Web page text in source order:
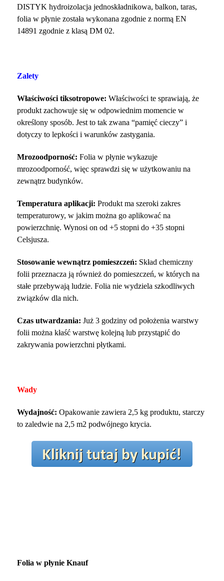
DISTYK hydroizolacja jednoskładnikowa, balkon, taras,
folia w płynie została wykonana zgodnie z normą EN
14891 zgodnie z klasą DM 02.
Zalety
Właściwości tiksotropowe: Właściwości te sprawiają, że
produkt zachowuje się w odpowiednim momencie w
określony sposób. Jest to tak zwana “pamięć cieczy” i
dotyczy to lepkości i warunków zastygania.
Mrozoodporność: Folia w płynie wykazuje
mrozoodporność, więc sprawdzi się w użytkowaniu na
zewnątrz budynków.
Temperatura aplikacji: Produkt ma szeroki zakres
temperaturowy, w jakim można go aplikować na
powierzchnię. Wynosi on od +5 stopni do +35 stopni
Celsjusza.
Stosowanie wewnątrz pomieszczeń: Skład chemiczny
folii przeznacza ją również do pomieszczeń, w których na
stałe przebywają ludzie. Folia nie wydziela szkodliwych
związków dla nich.
Czas utwardzania: Już 3 godziny od położenia warstwy
folii można kłaść warstwę kolejną lub przystąpić do
zakrywania powierzchni płytkami.
Wady
Wydajność: Opakowanie zawiera 2,5 kg produktu, starczy
to zaledwie na 2,5 m2 podwójnego krycia.
Folia w płynie Knauf